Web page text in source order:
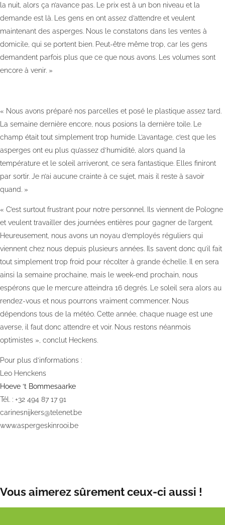
la nuit, alors ça n’avance pas. Le prix est à un bon niveau et la
demande est là. Les gens en ont assez d’attendre et veulent
maintenant des asperges. Nous le constatons dans les ventes à
domicile, qui se portent bien. Peut-être même trop, car les gens
demandent parfois plus que ce que nous avons. Les volumes sont
encore à venir. »
« Nous avons préparé nos parcelles et posé le plastique assez tard.
La semaine dernière encore, nous posions la dernière toile. Le
champ était tout simplement trop humide. L’avantage, c’est que les
asperges ont eu plus qu’assez d’humidité, alors quand la
température et le soleil arriveront, ce sera fantastique. Elles finiront
par sortir. Je n’ai aucune crainte à ce sujet, mais il reste à savoir
quand. »
« C’est surtout frustrant pour notre personnel. Ils viennent de Pologne
et veulent travailler des journées entières pour gagner de l’argent.
Heureusement, nous avons un noyau d’employés réguliers qui
viennent chez nous depuis plusieurs années. Ils savent donc qu’il fait
tout simplement trop froid pour récolter à grande échelle. Il en sera
ainsi la semaine prochaine, mais le week-end prochain, nous
espérons que le mercure atteindra 16 degrés. Le soleil sera alors au
rendez-vous et nous pourrons vraiment commencer. Nous
dépendons tous de la météo. Cette année, chaque nuage est une
averse, il faut donc attendre et voir. Nous restons néanmois
optimistes », conclut Heckens.
Pour plus d’informations :
Leo Henckens
Hoeve ‘t Bommesaarke
Tél. : +32 494 87 17 91
carinesnijkers@telenet.be
www.aspergeskinrooi.be
Vous aimerez sûrement ceux-ci aussi !